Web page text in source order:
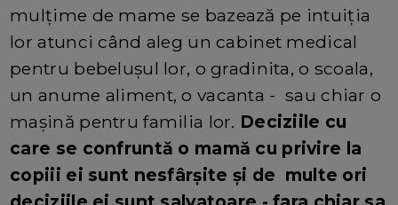
mulțime de mame se bazează pe intuiția
lor atunci când aleg un cabinet medical
pentru bebelușul lor, o gradinita, o scoala,
un anume aliment, o vacanta - sau chiar o
mașină pentru familia lor. Deciziile cu
care se confruntă o mamă cu privire la
copiii ei sunt nesfârșite și de multe ori